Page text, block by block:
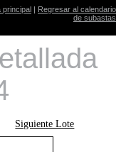
principal | Regresar al calendario
de subastas
Siguiente Lote